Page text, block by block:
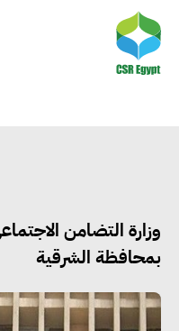
بمحافظة الشرقية